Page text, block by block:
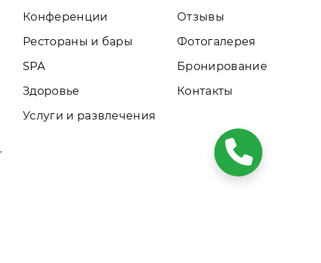
Конференции
Рестораны и бары
SPA
Здоровье
Услуги и развлечения
Отзывы
Фотогалерея
Бронирование
Контакты